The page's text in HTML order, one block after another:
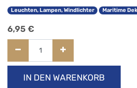
Leuchten, Lampen, Windlichter Maritime
6,95 €
IN DEN WARENKORB